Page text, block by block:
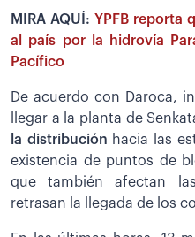
MIRA AQUÍ: YPFB reporta
al país por la hidrovía
Pacífico
De acuerdo con Daroca,
llegar a la planta de
la distribución hacia las
existencia de puntos de
que también afectan
retrasan la llegada de los